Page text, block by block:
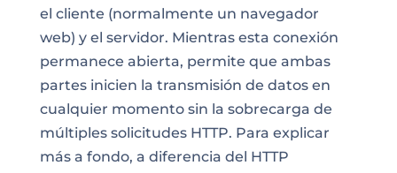
el cliente (normalmente un navegador
web) y el servidor. Mientras esta conexión
permanece abierta, permite que ambas
partes inicien la transmisión de datos en
cualquier momento sin la sobrecarga de
múltiples solicitudes HTTP. Para explicar
más a fondo, a diferencia del HTTP